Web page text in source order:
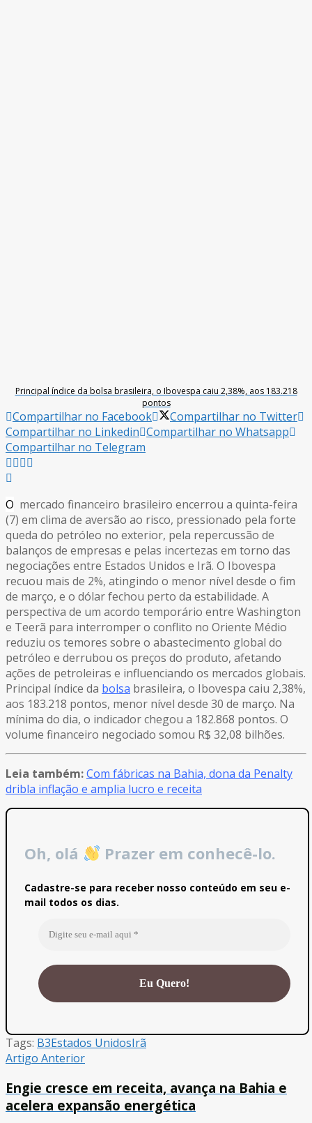
Principal índice da bolsa brasileira, o Ibovespa caiu 2,38%, aos 183.218
pontos
Compartilhar no Facebook
Compartilhar no Twitter
Compartilhar no Linkedin Compartilhar no Whatsapp
Compartilhar no Telegram
O mercado financeiro brasileiro encerrou a quinta-feira
(7) em clima de aversão ao risco, pressionado pela forte
queda do petróleo no exterior, pela repercussão de
balanços de empresas e pelas incertezas em torno das
negociações entre Estados Unidos e Irã. O Ibovespa
recuou mais de 2%, atingindo o menor nível desde o fim
de março, e o dólar fechou perto da estabilidade. A
perspectiva de um acordo temporário entre Washington
e Teerã para interromper o conflito no Oriente Médio
reduziu os temores sobre o abastecimento global do
petróleo e derrubou os preços do produto, afetando
ações de petroleiras e influenciando os mercados globais.
Principal índice da bolsa brasileira, o Ibovespa caiu 2,38%,
aos 183.218 pontos, menor nível desde 30 de março. Na
mínima do dia, o indicador chegou a 182.868 pontos. O
volume financeiro negociado somou R$ 32,08 bilhões.
Leia também:Com fábricas na Bahia, dona da Penalty
dribla inflação e amplia lucro e receita
Oh, olá Prazer em conhecê-lo.
Cadastre-se para receber nosso conteúdo em seu e-
mail todos os dias.
Tags: B3Estados UnidosIrã
Artigo Anterior
Engie cresce em receita, avança na Bahia e
acelera expansão energética